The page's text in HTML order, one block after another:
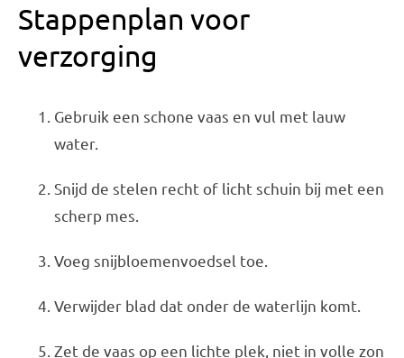
Stappenplan voor
verzorging
Gebruik een schone vaas en vul met lauw
water.
Snijd de stelen recht of licht schuin bij met een
scherp mes.
Voeg snijbloemenvoedsel toe.
Verwijder blad dat onder de waterlijn komt.
Zet de vaas op een lichte plek, niet in volle zon